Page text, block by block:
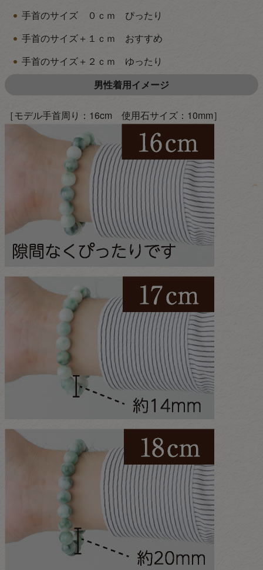
手首のサイズ ０ｃｍ ぴったり
手首のサイズ＋１ｃｍ おすすめ
手首のサイズ＋２ｃｍ ゆったり
男性着用イメージ
［モデル手首周り：16cm 使用石サイズ：10mm］